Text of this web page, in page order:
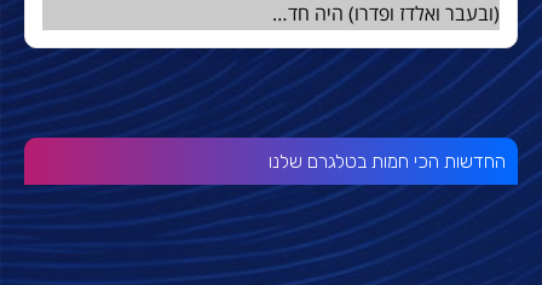
(ובעבר ואלדז ופדרו) היה חד…
החדשות הכי חמות בטלגרם שלנו